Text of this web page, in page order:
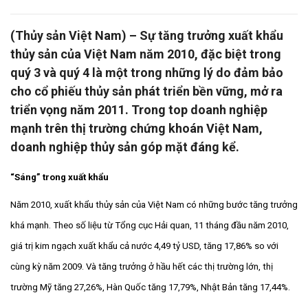
(Thủy sản Việt Nam) – Sự tăng trưởng xuất khẩu
thủy sản của Việt Nam năm 2010, đặc biệt trong
quý 3 và quý 4 là một trong những lý do đảm bảo
cho cổ phiếu thủy sản phát triển bền vững, mở ra
triển vọng năm 2011. Trong top doanh nghiệp
mạnh trên thị trường chứng khoán Việt Nam,
doanh nghiệp thủy sản góp mặt đáng kể.
“Sáng” trong xuất khẩu
Năm 2010, xuất khẩu thủy sản của Việt Nam có những bước tăng trưởng
khá mạnh. Theo số liệu từ Tổng cục Hải quan, 11 tháng đầu năm 2010,
giá trị kim ngạch xuất khẩu cả nước 4,49 tỷ USD, tăng 17,86% so với
cùng kỳ năm 2009. Và tăng trưởng ở hầu hết các thị trường lớn, thị
trường Mỹ tăng 27,26%, Hàn Quốc tăng 17,79%, Nhật Bản tăng 17,44%.